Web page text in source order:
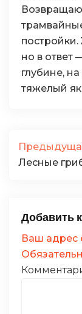
но в ответ
глубине,
тяжелый
Лесные
Добавить
Ваш адрес